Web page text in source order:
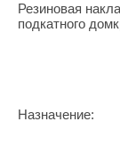
Резиновая
подкатного
Назначение: